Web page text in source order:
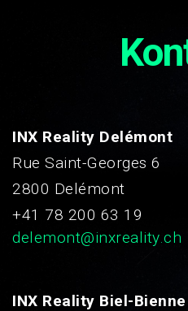
INX Reality Delémont
Rue Saint-Georges 6
2800 Delémont
+41 78 200 63 19
delemont@inxreality.ch
INX Reality Biel-Bienne